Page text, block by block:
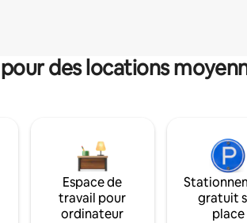
des locations
Espace de
travail pour
ordinateur
gratuit
place